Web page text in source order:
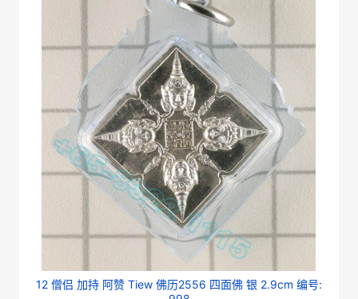
12 僧侣 加持 阿赞 Tiew 佛历2556 四面佛 银 2.9cm 编号: